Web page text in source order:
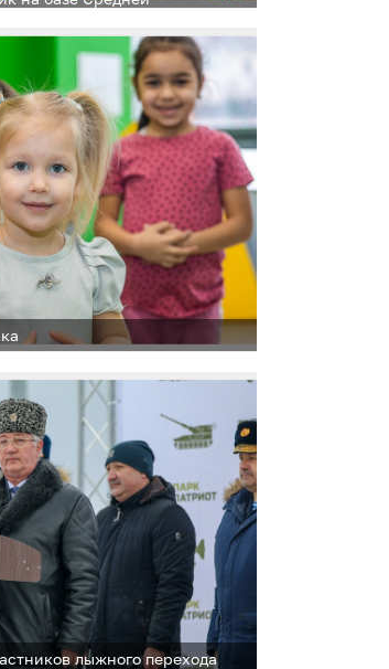
лыжного перехода